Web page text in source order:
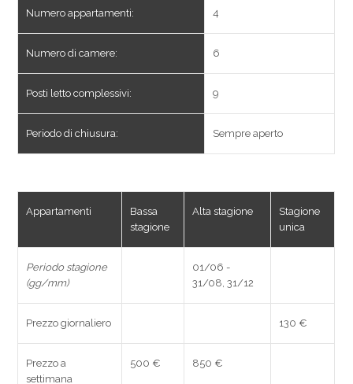
Numero appartamenti: 4
Numero di camere: 6
Posti letto complessivi: 9
Periodo di chiusura: Sempre aperto
Appartamenti
Bassa
stagione
Alta stagione
Stagione
unica
Periodo stagione
(gg/mm)
01/06 -
31/08, 31/12
Prezzo giornaliero 130 €
Prezzo a
settimana
500 € 850 €